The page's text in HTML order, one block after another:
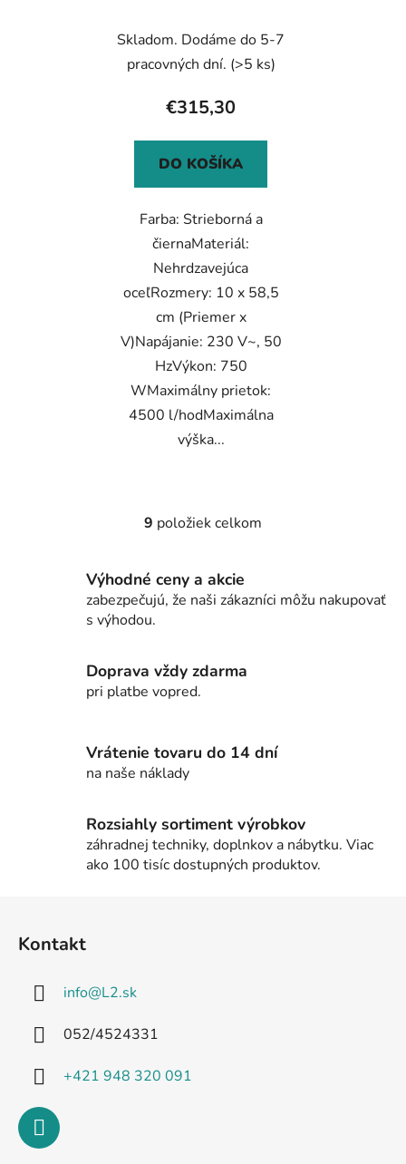
Skladom. Dodáme do 5-7
pracovných dní. (>5 ks)
€315,30
DO KOŠÍKA
Farba: Strieborná a
čiernaMateriál:
Nehrdzavejúca
oceľRozmery: 10 x 58,5
cm (Priemer x
V)Napájanie: 230 V~, 50
HzVýkon: 750
WMaximálny prietok:
4500 l/hodMaximálna
výška...
O
á
d
i
v
ý
p
i
9 položiek celkom
Výhodné ceny a akcie
zabezpečujú, že naši zákazníci môžu nakupovať
s výhodou.
Doprava vždy zdarma
pri platbe vopred.
Vrátenie tovaru do 14 dní
na naše náklady
Rozsiahly sortiment výrobkov
záhradnej techniky, doplnkov a nábytku. Viac
ako 100 tisíc dostupných produktov.
Kontakt
info@L2.sk
052/4524331
+421 948 320 091